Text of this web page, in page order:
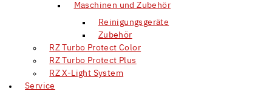
Maschinen und Zubehör
Reinigungsgeräte
Zubehör
RZ Turbo Protect Color
RZ Turbo Protect Plus
RZ X-Light System
Service